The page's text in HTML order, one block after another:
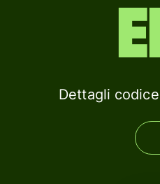
Dettagli codice